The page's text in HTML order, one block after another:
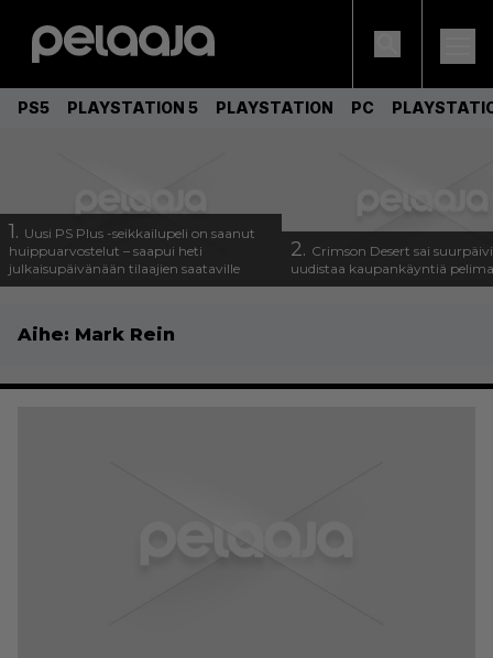
PS5 PLAYSTATION 5 PLAYSTATION PC
1. Uusi PS Plus -seikkailupeli on saanut
huippuarvostelut – saapui heti
julkaisupäivänään tilaajien saataville
2. Crimson Desert sai
uudistaa kaupankäyntiä
Aihe: Mark Rein